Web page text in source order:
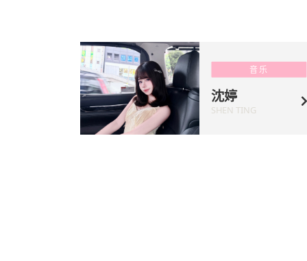
音乐
沈婷
SHEN TING